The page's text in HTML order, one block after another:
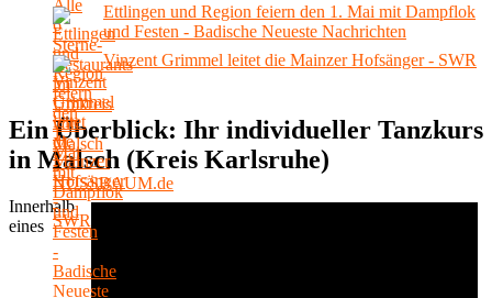
Ettlingen und Region feiern den 1. Mai mit Dampflok
und Festen - Badische Neueste Nachrichten
Vinzent Grimmel leitet die Mainzer Hofsänger - SWR
Ein Überblick: Ihr individueller Tanzkurs
in Malsch (Kreis Karlsruhe)
Innerhalb
eines